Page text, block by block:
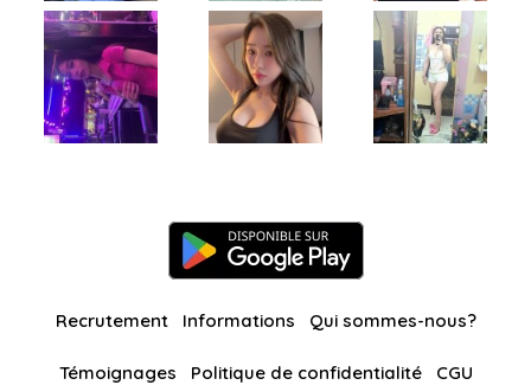
Recrutement Informations Qui sommes-nous?
Témoignages Politique de confidentialité CGU